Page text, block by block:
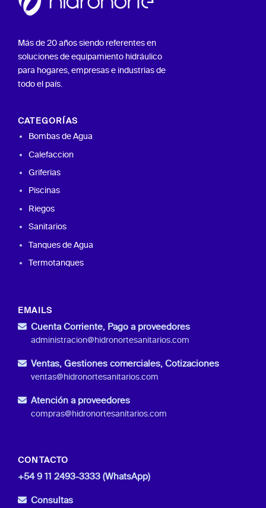
Más de 20 años siendo referentes en
soluciones de equipamiento hidráulico
para hogares, empresas e industrias de
todo el país.
CATEGORÍAS
Bombas de Agua
Calefaccion
Griferias
Piscinas
Riegos
Sanitarios
Tanques de Agua
Termotanques
EMAILS
Cuenta Corriente, Pago a proveedores
administracion@hidronortesanitarios.com
Ventas, Gestiones comerciales, Cotizaciones
ventas@hidronortesanitarios.com
Atención a proveedores
compras@hidronortesanitarios.com
CONTACTO
+54 9 11 2493-3333 (WhatsApp)
Consultas